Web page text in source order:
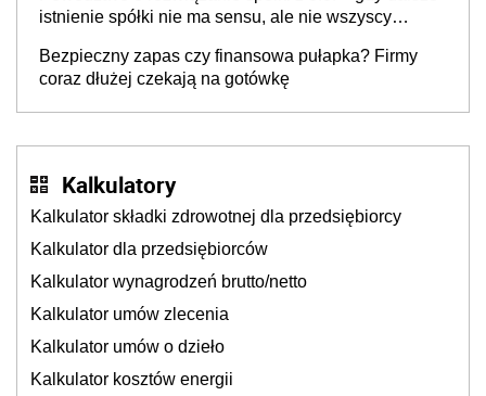
istnienie spółki nie ma sensu, ale nie wszyscy
Bezpieczny zapas czy finansowa pułapka? Firmy
coraz dłużej czekają na gotówkę
Kalkulatory
Kalkulator składki zdrowotnej dla przedsiębiorcy
Kalkulator dla przedsiębiorców
Kalkulator wynagrodzeń brutto/netto
Kalkulator umów zlecenia
Kalkulator umów o dzieło
Kalkulator kosztów energii